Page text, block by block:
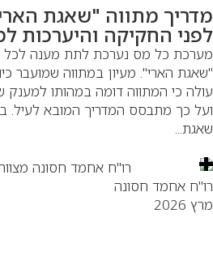
מתווה "שאגת
החקיקה והיערכות
כל מס נערכת לתת מענה לכל
הארי". מעיון במתווה שמועבר
כי המתווה דומה במהותו למענק
כך מתבסס המדריך המובא לעיל.
אחמד חסונה
2026